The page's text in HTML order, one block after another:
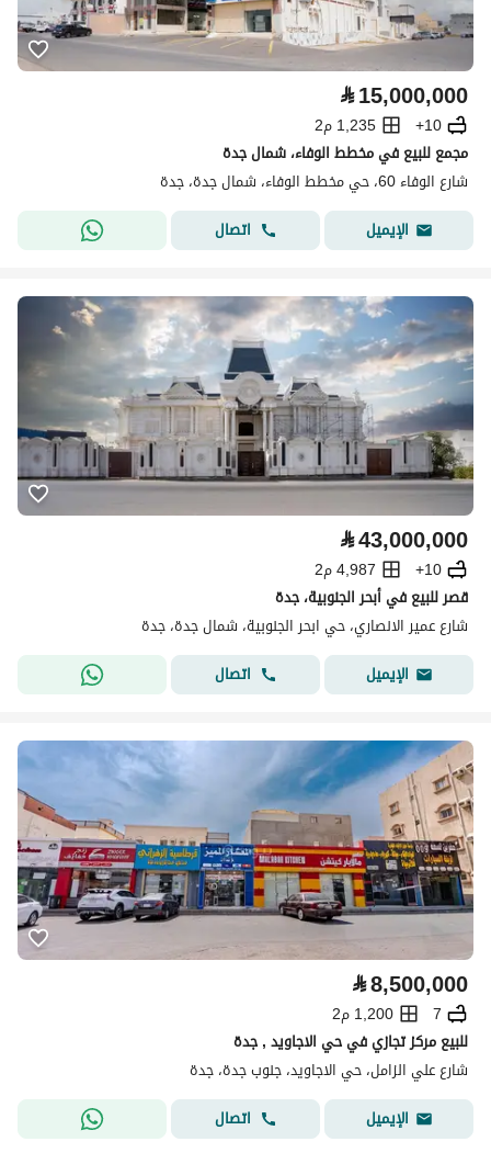
⃁15,000,000
10+
1,235 م2
مجمع للبيع في مخطط الوفاء، شمال جدة
شارع الوفاء 60، حي مخطط الوفاء، شمال جدة، جدة
الإيميل
اتصال
⃁43,000,000
10+
4,987 م2
قصر للبيع في أبحر الجنوبية، جدة
شارع عمير الانصاري، حي ابحر الجنوبية، شمال جدة، جدة
الإيميل
اتصال
⃁8,500,000
7
1,200 م2
للبيع مركز تجازي في حي الاجاويد , جدة
شارع علي الزامل، حي الاجاويد، جنوب جدة، جدة
الإيميل
اتصال